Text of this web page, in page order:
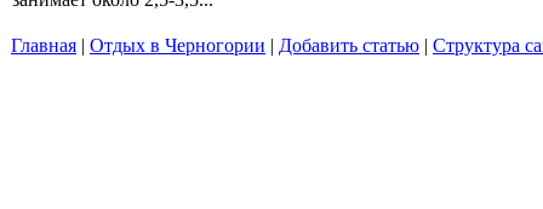
Главная | Отдых в Черногории | Добавить статью | Структура